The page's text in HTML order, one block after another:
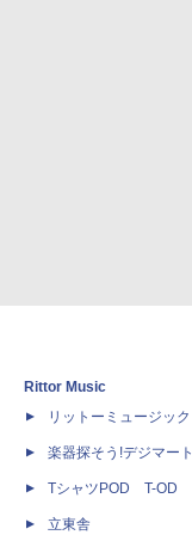
Rittor Music
リットーミュージック
楽器探そう!デジマート
TシャツPOD T-OD
立東舎